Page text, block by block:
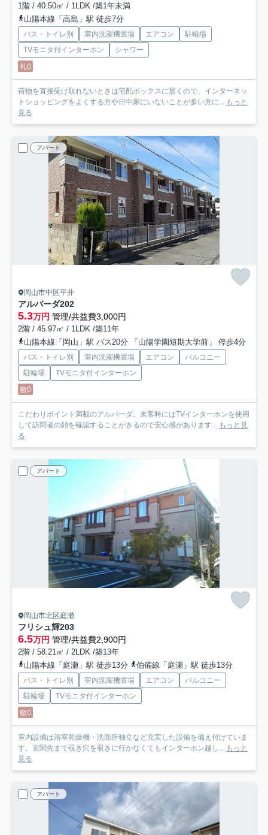
1階 / 40.50㎡ / 1LDK /築1年未満
山陽本線「高島」駅 徒歩7分
バス・トイレ別 室内洗濯機置場 エアコン
駐輪場
TVモニタ付インターホン
シャワー
礼0
荷物を直接受け取れないときは宅配ボックスに届くので、インターネッ
トショッピングをよくする方や日中家にいないことが多い方に... もっと
見る
アパート
岡山市中区平井
アルバーダ202
5.3万円 管理/共益費3,000円
2階 / 45.97㎡ / 1LDK /築11年
山陽本線「岡山」駅 バス20分 「山陽学園短期大学前」 停歩4分
バス・トイレ別 室内洗濯機置場 エアコン
バルコニー
駐輪場
TVモニタ付インターホン
敷0
こだわりポイント満載のアルバーダ。来客時にはTVインターホンを使用
して訪問者の顔を確認することがきるので安心感があります... もっと見
る
アパート
岡山市北区庭瀬
フリシュ輝203
6.5万円 管理/共益費2,900円
2階 / 58.21㎡ / 2LDK /築13年
山陽本線「庭瀬」駅 徒歩13分
伯備線「庭瀬」駅 徒歩13分
バス・トイレ別 室内洗濯機置場 エアコン
バルコニー
駐輪場
TVモニタ付インターホン
敷0
室内設備は浴室乾燥機・洗面所独立など充実した設備を備え付けていま
す。玄関先まで覗き穴を覗きに行かなくてもインターホン越し... もっと
見る
アパート